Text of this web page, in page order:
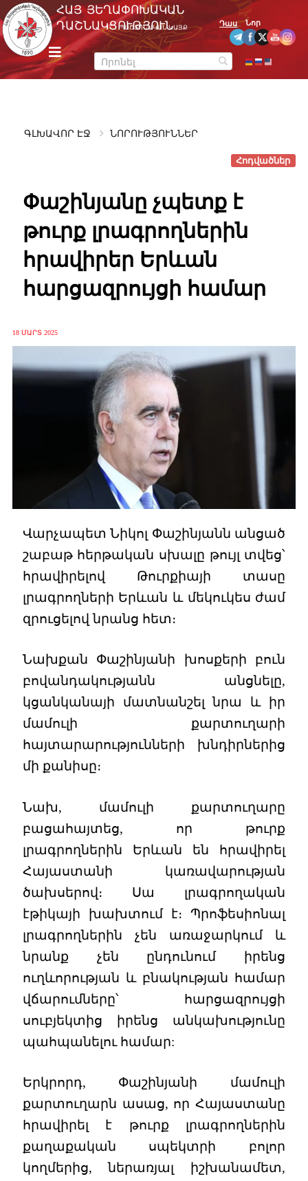
Skip
to
content
m
e
n
u
ՀԱՅ ՅԵՂԱՓՈԽԱԿԱՆ
ԴԱՇՆԱԿՑՈՒԹՅՈՒՆ
ՊԱՇՏՈՆԱԿԱՆ ԿԱՅՔ
Դաս Նոր
ԳԼԽԱՎՈՐ ԷՋ ՆՈՐՈՒԹՅՈՒՆՆԵՐ
Հոդվածներ
Փաշինյանը չպետք է
թուրք լրագրողներին
հրավիրեր Երևան
հարցազրույցի համար
18 ՄԱՐՏ 2025
Վարչապետ Նիկոլ Փաշինյանն անցած
շաբաթ հերթական սխալը թույլ տվեց՝
հրավիրելով Թուրքիայի տասը
լրագրողների Երևան և մեկուկես ժամ
զրուցելով նրանց հետ։
Նախքան Փաշինյանի խոսքերի բուն
բովանդակությանն անցնելը,
կցանկանայի մատնանշել նրա և իր
մամուլի քարտուղարի
հայտարարությունների խնդիրներից
մի քանիսը։
Նախ, մամուլի քարտուղարը
բացահայտեց, որ թուրք
լրագրողներին Երևան են հրավիրել
Հայաստանի կառավարության
ծախսերով։ Սա լրագրողական
էթիկայի խախտում է։ Պրոֆեսիոնալ
լրագրողներին չեն առաջարկում և
նրանք չեն ընդունում իրենց
ուղևորության և բնակության համար
վճարումները՝ հարցազրույցի
սուբյեկտից իրենց անկախությունը
պահպանելու համար:
Երկրորդ, Փաշինյանի մամուլի
քարտուղարն ասաց, որ Հայաստանը
հրավիրել է թուրք լրագրողներին
քաղաքական սպեկտրի բոլոր
կողմերից, ներառյալ իշխանամետ,